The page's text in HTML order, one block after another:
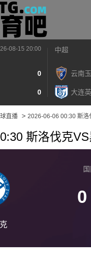
08-15 20:00
0
0
中超
云南
大连
直播 > 2026-06-06 00:30 斯洛
斯洛伐克
0